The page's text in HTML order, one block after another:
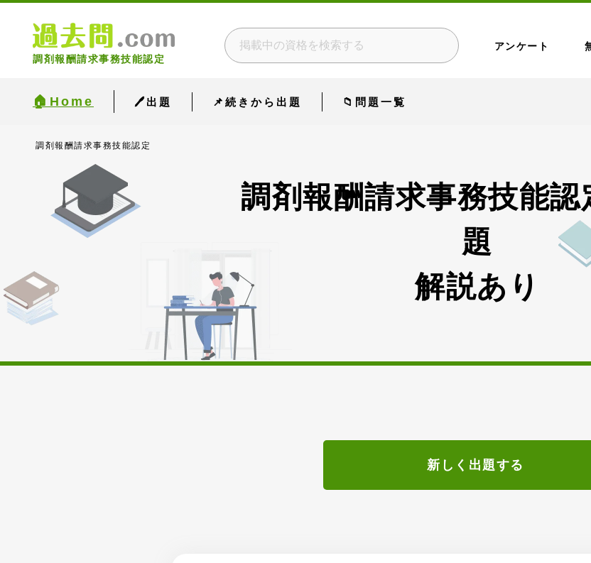
調剤報酬請求事務技能認定
アンケート
🏠Home 🖊出題 📌続きから出題 📁問題一覧
調剤報酬請求事務技能認定
調剤報酬請求事務技能認
題
解説あり
新しく出題する